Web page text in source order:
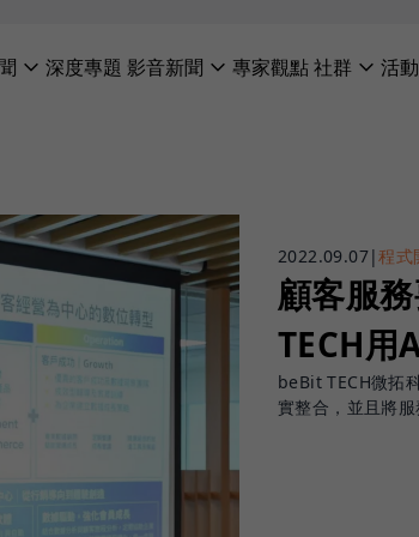
深度專題 影音新聞 專家觀點社群 活動
2022.09.07|程式
顧客服
TECH用
beBit TECH微拓
實整合，並且將服